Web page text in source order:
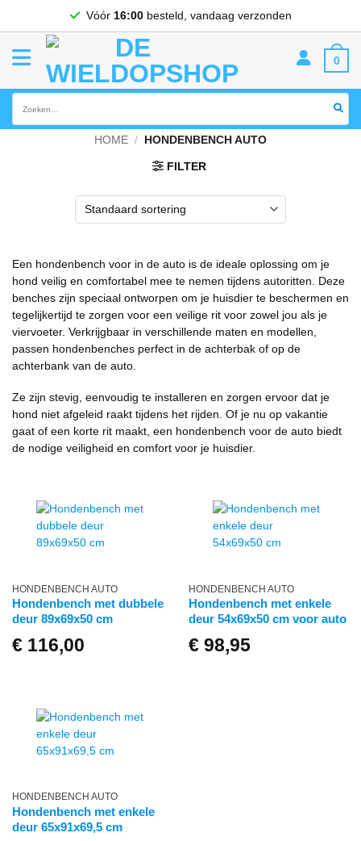
Vóór 16:00besteld, vandaag verzonden
0
HOME / HONDENBENCH AUTO
FILTER
Een hondenbench voor in de auto is de ideale oplossing om je
hond veilig en comfortabel mee te nemen tijdens autoritten. Deze
benches zijn speciaal ontworpen om je huisdier te beschermen en
tegelijkertijd te zorgen voor een veilige rit voor zowel jou als je
viervoeter. Verkrijgbaar in verschillende maten en modellen,
passen hondenbenches perfect in de achterbak of op de
achterbank van de auto.
Ze zijn stevig, eenvoudig te installeren en zorgen ervoor dat je
hond niet afgeleid raakt tijdens het rijden. Of je nu op vakantie
gaat of een korte rit maakt, een hondenbench voor de auto biedt
de nodige veiligheid en comfort voor je huisdier.
HONDENBENCH AUTO
Hondenbench met dubbele
deur 89x69x50 cm
€116,00
HONDENBENCH AUTO
Hondenbench met enkele
deur 54x69x50 cm voor auto
€98,95
HONDENBENCH AUTO
Hondenbench met enkele
deur 65x91x69,5 cm